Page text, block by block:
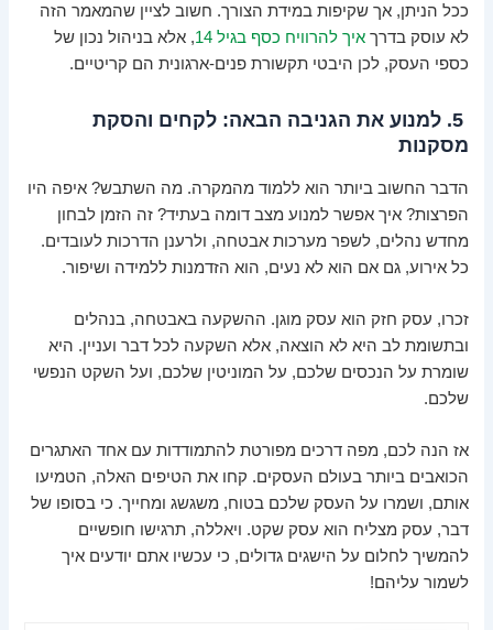
ככל הניתן, אך שקיפות במידת הצורך. חשוב לציין שהמאמר הזה
לא עוסק בדרךאיך להרוויח כסף בגיל 14
, אלא בניהול נכון של
כספי העסק, לכן היבטי תקשורת פנים-ארגונית הם קריטיים.
5. למנוע את הגניבה הבאה: לקחים והסקת
מסקנות
הדבר החשוב ביותר הוא ללמוד מהמקרה. מה השתבש? איפה היו
הפרצות? איך אפשר למנוע מצב דומה בעתיד? זה הזמן לבחון
מחדש נהלים, לשפר מערכות אבטחה, ולרענן הדרכות לעובדים.
כל אירוע, גם אם הוא לא נעים, הוא הזדמנות ללמידה ושיפור.
זכרו, עסק חזק הוא עסק מוגן. ההשקעה באבטחה, בנהלים
ובתשומת לב היא לא הוצאה, אלא השקעה לכל דבר ועניין. היא
שומרת על הנכסים שלכם, על המוניטין שלכם, ועל השקט הנפשי
שלכם.
אז הנה לכם, מפה דרכים מפורטת להתמודדות עם אחד האתגרים
הכואבים ביותר בעולם העסקים. קחו את הטיפים האלה, הטמיעו
אותם, ושמרו על העסק שלכם בטוח, משגשג ומחייך. כי בסופו של
דבר, עסק מצליח הוא עסק שקט. ויאללה, תרגישו חופשיים
להמשיך לחלום על הישגים גדולים, כי עכשיו אתם יודעים איך
לשמור עליהם!